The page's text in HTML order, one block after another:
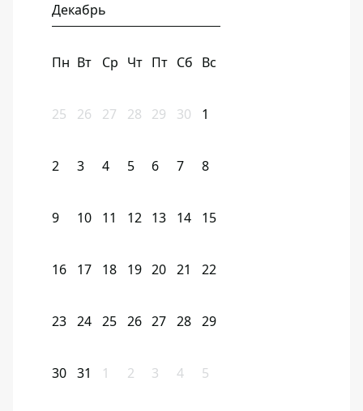
Декабрь
Пн Вт Ср Чт Пт Сб Вс
25 26 27 28 29 30 1
2 3 4 5 6 7 8
9 10 11 12 13 14 15
16 17 18 19 20 21 22
23 24 25 26 27 28 29
30 31 1 2 3 4 5